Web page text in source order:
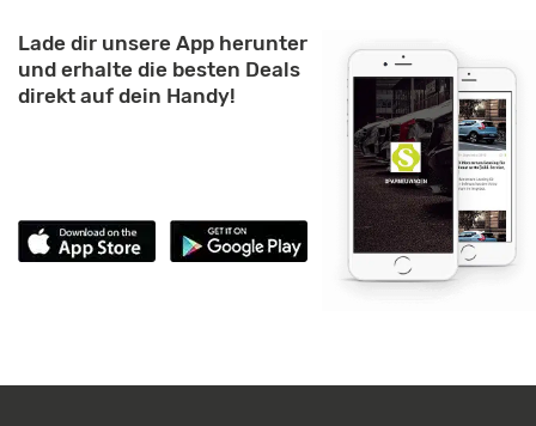
Lade dir unsere App herunter
und erhalte die besten Deals
direkt auf dein Handy!